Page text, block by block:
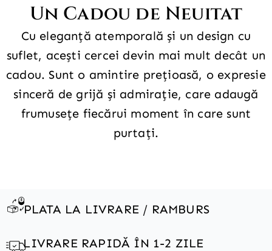
Un Cadou de Neuitat
Cu eleganță atemporală și un design cu
suflet, acești cercei devin mai mult decât un
cadou. Sunt o amintire prețioasă, o expresie
sinceră de grijă și admirație, care adaugă
frumusețe fiecărui moment în care sunt
purtați.
PLATA LA LIVRARE / RAMBURS
LIVRARE RAPIDĂ ÎN 1-2 ZILE